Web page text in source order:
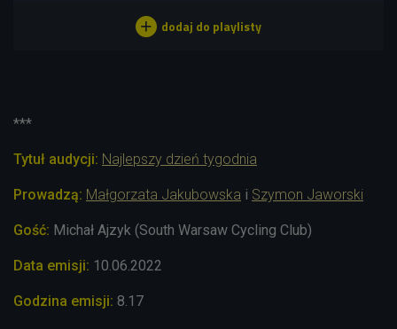
***
Tytuł audycji: Najlepszy dzień tygodnia
Prowadzą: Małgorzata Jakubowska i Szymon Jaworski
Gość: Michał Ajzyk (South Warsaw Cycling Club)
Data emisji: 10.06.2022
Godzina emisji: 8.17